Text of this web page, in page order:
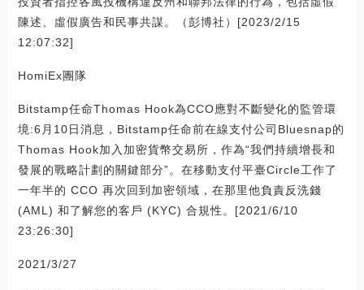
陳述、虛假廣告和民事共謀。（彭博社）[2023/2/15
12:07:32]
HomiEx團隊
Bitstamp任命Thomas Hook為CCO應對不斷變化的監管環
境:6月10日消息，Bitstamp任命前在線支付公司Bluesnap的
Thomas Hook加入加密貨幣交易所，作為“我們持續增長和
發展的戰略計劃的關鍵部分”。在移動支付平臺Circle工作了
一年半的 CCO 再次回到加密領域，在那里他負責反洗錢
(AML) 和了解您的客戶 (KYC) 合規性。[2021/6/10
23:26:30]
2021/3/27